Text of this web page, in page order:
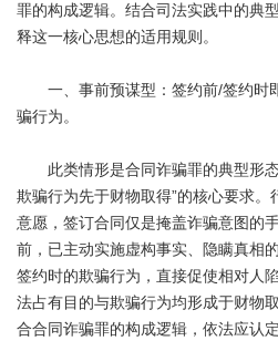
罪的构成逻辑。结合司法实践中的典
释这一核心思想的适用规则。
一、事前预谋型：签约前/签约时
骗行为。
此类情形是合同诈骗罪的典型形态
欺骗行为先于财物取得”的核心要求
意愿，签订合同仅是掩盖诈骗意图的
前，已主动实施虚构事实、隐瞒真相
签约时的欺骗行为，直接促使相对人
法占有目的与欺骗行为均形成于财物
合合同诈骗罪的构成逻辑，依法应认